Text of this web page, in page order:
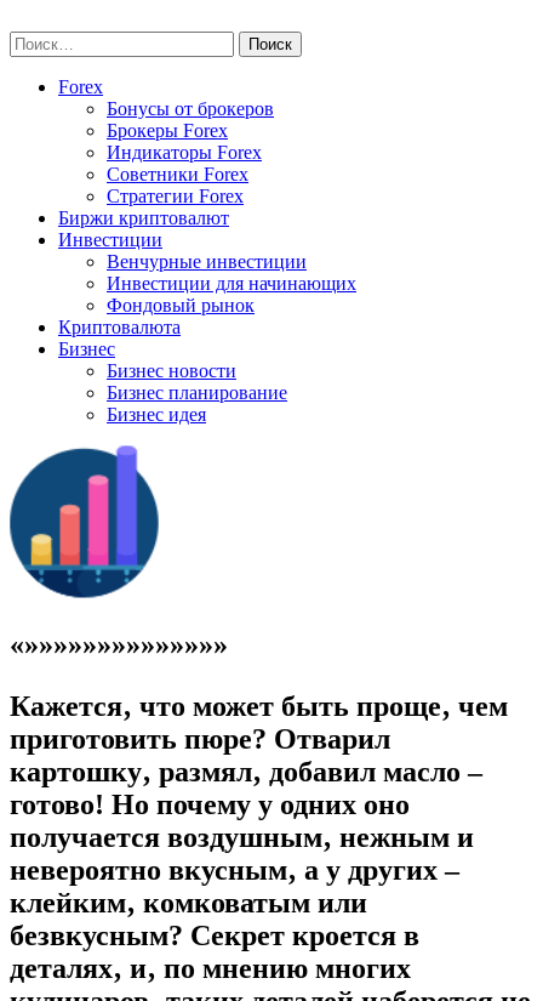
to
content
Найти:
Forex
Бонусы от брокеров
Брокеры Forex
Индикаторы Forex
Советники Forex
Стратегии Forex
Биржи криптовалют
Инвестиции
Венчурные инвестиции
Инвестиции для начинающих
Фондовый рынок
Криптовалюта
Бизнес
Бизнес новости
Бизнес планирование
Бизнес идея
«»»»»»»»»»»»»»»
Кажется‚ что может быть проще‚ чем
приготовить пюре? Отварил
картошку‚ размял‚ добавил масло –
готово! Но почему у одних оно
получается воздушным‚ нежным и
невероятно вкусным‚ а у других –
клейким‚ комковатым или
безвкусным? Секрет кроется в
деталях‚ и‚ по мнению многих